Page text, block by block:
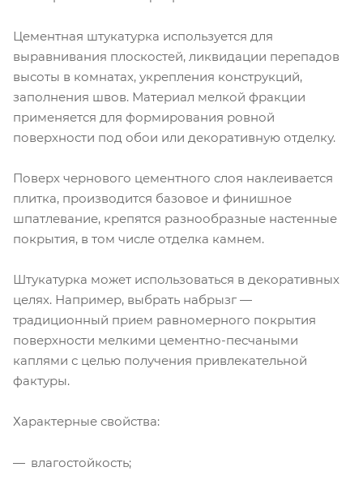
Цементная штукатурка используется для
выравнивания плоскостей, ликвидации перепадов
высоты в комнатах, укрепления конструкций,
заполнения швов. Материал мелкой фракции
применяется для формирования ровной
поверхности под обои или декоративную отделку.
Поверх чернового цементного слоя наклеивается
плитка, производится базовое и финишное
шпатлевание, крепятся разнообразные настенные
покрытия, в том числе отделка камнем.
Штукатурка может использоваться в декоративных
целях. Например, выбрать набрызг —
традиционный прием равномерного покрытия
поверхности мелкими цементно-песчаными
каплями с целью получения привлекательной
фактуры.
Характерные свойства:
влагостойкость;